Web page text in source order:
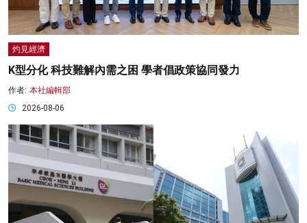
灼見經濟
K型分化 科技難解內需之困 學者倡政策協同發力
作者: 本社編輯部
2026-08-06